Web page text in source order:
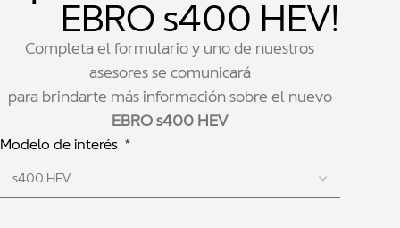
EBRO s400 HEV!
Completa el formulario y uno de nuestros
asesores se comunicará
para brindarte más información sobre el nuevo
EBRO s400 HEV
Modelo de interés